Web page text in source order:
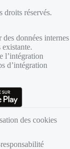
réservés.
données internes
l’intégration
d’intégration
des cookies